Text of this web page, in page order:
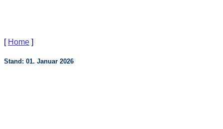
[ Home ]
Stand: 01. Januar 2026